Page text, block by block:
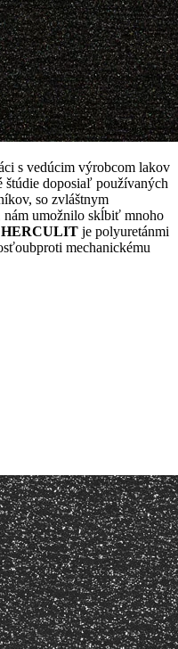
s vedúcim výrobcom lakov
štúdie doposiaľ používaných
so zvláštnym
umožnilo skĺbiť mnoho
HERCULIT je polyuretánmi
mechanickému